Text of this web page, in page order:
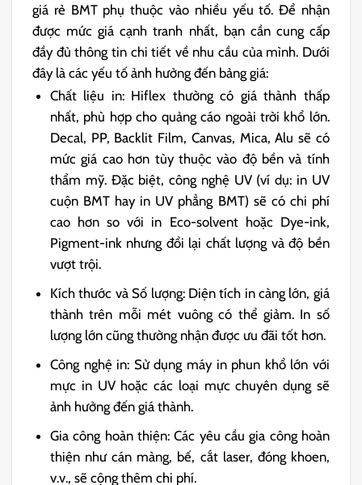
giá rẻ BMT phụ thuộc vào nhiều yếu tố. Để nhận
được mức giá cạnh tranh nhất, bạn cần cung cấp
đầy đủ thông tin chi tiết về nhu cầu của mình. Dưới
đây là các yếu tố ảnh hưởng đến bảng giá:
Chất liệu in: Hiflex thường có giá thành thấp
nhất, phù hợp cho quảng cáo ngoài trời khổ lớn.
Decal, PP, Backlit Film, Canvas, Mica,Alu sẽ có
mức giá cao hơn tùy thuộc vào độ bền và tính
thẩm mỹ. Đặc biệt, công nghệ UV(ví dụ: in UV
cuộn BMT hay in UV phẳng BMT) sẽ có chi phí
cao hơn so với in Eco-solventhoặc Dye-ink,
Pigment-ink nhưng đổi lại chất lượng và độ bền
vượt trội.
Kích thước và Số lượng: Diện tích in càng lớn, giá
thành trên mỗi mét vuông có thể giảm. In số
lượng lớn cũng thường nhận được ưu đãi tốt hơn.
Công nghệ in: Sử dụng máy in phun khổ lớn với
mực in UVhoặc các loại mực chuyên dụng sẽ
ảnh hưởng đến giá thành.
Gia công hoàn thiện: Các yêu cầugia công hoàn
thiện như cán màng, bế, cắt laser, đóng khoen,
v.v., sẽ cộng thêm chi phí.